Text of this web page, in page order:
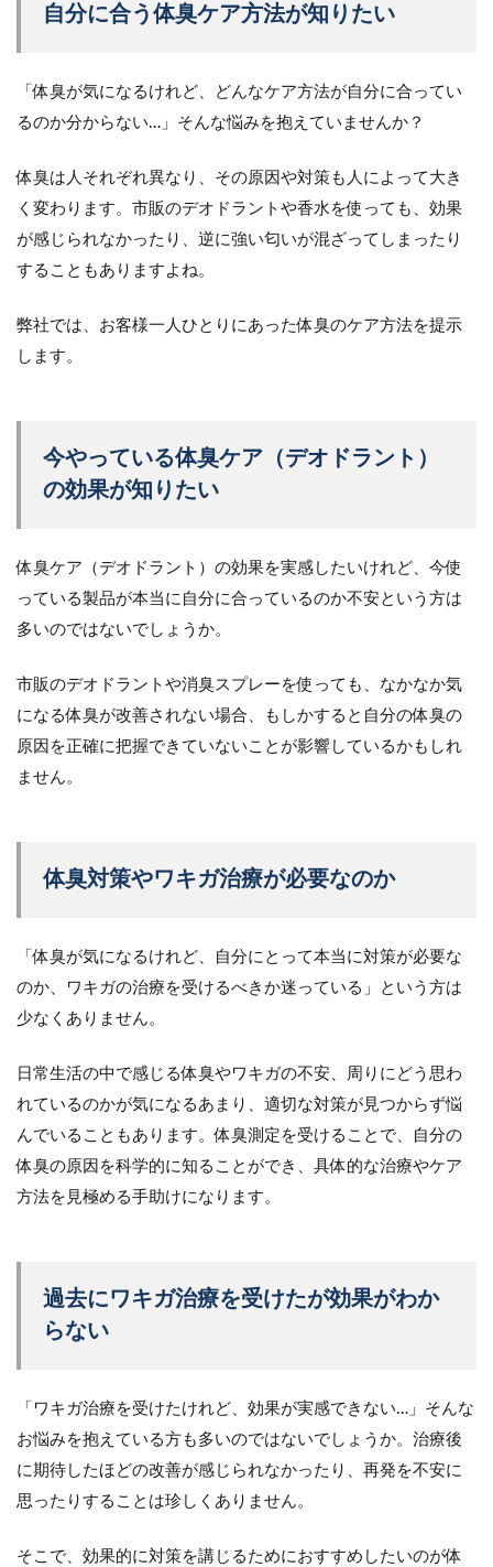
自分に合う体臭ケア方法が知りたい
「体臭が気になるけれど、どんなケア方法が自分に合ってい
るのか分からない…」そんな悩みを抱えていませんか？
体臭は人それぞれ異なり、その原因や対策も人によって大き
く変わります。市販のデオドラントや香水を使っても、効果
が感じられなかったり、逆に強い匂いが混ざってしまったり
することもありますよね。
弊社では、お客様一人ひとりにあった体臭のケア方法を提示
します。
今やっている体臭ケア（デオドラント）
の効果が知りたい
体臭ケア（デオドラント）の効果を実感したいけれど、今使
っている製品が本当に自分に合っているのか不安という方は
多いのではないでしょうか。
市販のデオドラントや消臭スプレーを使っても、なかなか気
になる体臭が改善されない場合、もしかすると自分の体臭の
原因を正確に把握できていないことが影響しているかもしれ
ません。
体臭対策やワキガ治療が必要なのか
「体臭が気になるけれど、自分にとって本当に対策が必要な
のか、ワキガの治療を受けるべきか迷っている」という方は
少なくありません。
日常生活の中で感じる体臭やワキガの不安、周りにどう思わ
れているのかが気になるあまり、適切な対策が見つからず悩
んでいることもあります。体臭測定を受けることで、自分の
体臭の原因を科学的に知ることができ、具体的な治療やケア
方法を見極める手助けになります。
過去にワキガ治療を受けたが効果がわか
らない
「ワキガ治療を受けたけれど、効果が実感できない…」そんな
お悩みを抱えている方も多いのではないでしょうか。治療後
に期待したほどの改善が感じられなかったり、再発を不安に
思ったりすることは珍しくありません。
そこで、効果的に対策を講じるためにおすすめしたいのが体